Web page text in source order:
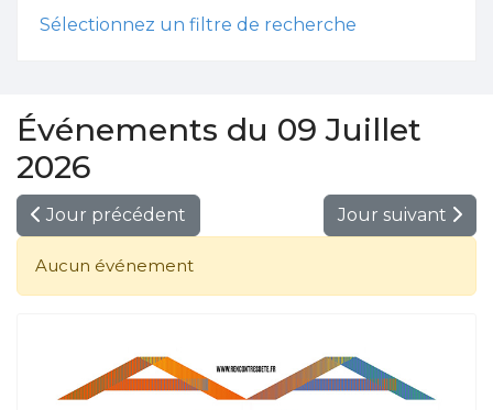
Sélectionnez un filtre de recherche
Événements du 09 Juillet
2026
Jour précédent Jour suivant
Aucun événement